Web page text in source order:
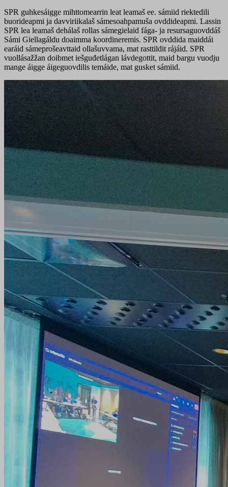
SPR guhkesáigge mihttomearrin leat leamaš ee. sámiid riektedili
buorideapmi ja davviriikalaš sámesoahpamuša ovddideapmi. Lassin
SPR lea leamaš dehálaš rollas sámegielaid fága- ja resursaguovddáš
Sámi Giellagáldu doaimma koordineremis. SPR ovddida maiddái
earáid sámeprošeavttaid ollašuvvama, mat rasttildit rájáid. SPR
vuollásažžan doibmet iešguđetlágan lávdegottit, maid bargu vuodju
mange áigge áigeguovdilis temáide, mat gusket sámiid.